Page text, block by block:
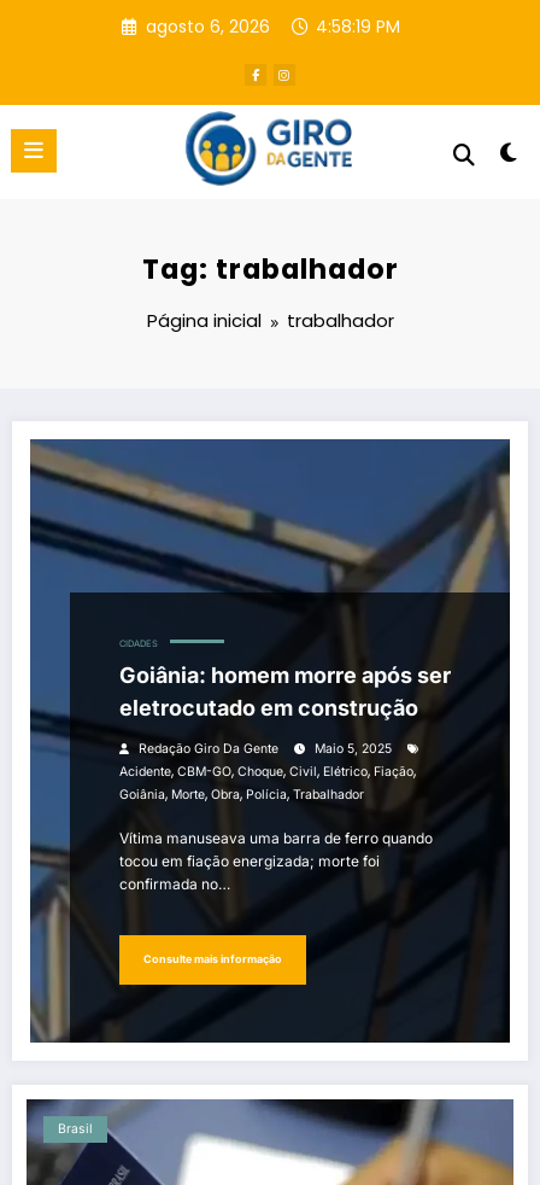
agosto 6, 2026 4:58:20 PM
Tag: trabalhador
Página inicial trabalhador
CIDADES
Goiânia: homem morre após ser
eletrocutado em construção
Redação Giro Da Gente
Maio 5, 2025
Acidente, CBM-GO, Choque, Civil, Elétrico, Fiação,
Goiânia, Morte, Obra, Polícia, Trabalhador
Vítima manuseava uma barra de ferro quando
tocou em fiação energizada; morte foi
confirmada no…
Consulte mais informação
Brasil